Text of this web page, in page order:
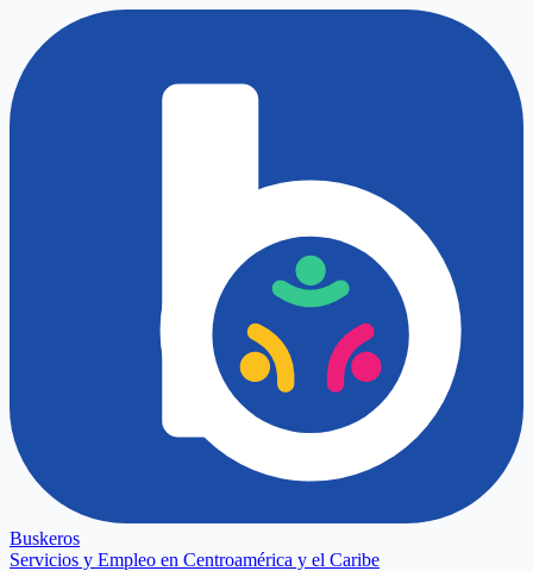
Buskeros
Servicios y Empleo en Centroamérica y el Caribe